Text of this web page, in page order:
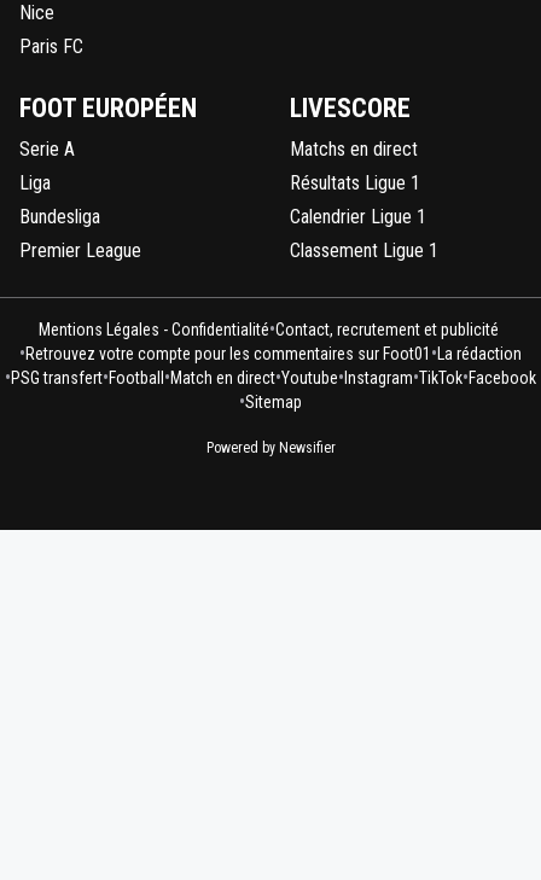
Nice
Paris FC
FOOT EUROPÉEN
Serie A
Liga
Bundesliga
Premier League
LIVESCORE
Matchs en direct
Résultats Ligue 1
Calendrier Ligue 1
Classement Ligue 1
Mentions Légales - Confidentialité•Contact, recrutement et publicité
•Retrouvez votre compte pour les commentaires sur Foot01 • La rédaction
•PSG transfert•Football •Match en direct•Youtube• Instagram•TikTok•Facebook
•Sitemap
Powered by Newsifier